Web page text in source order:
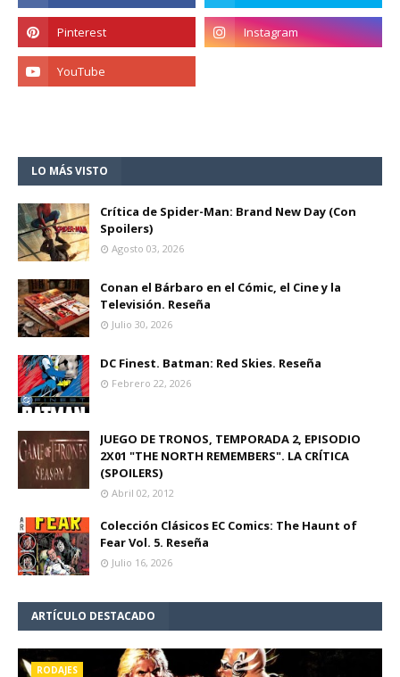
LO MÁS VISTO
Crítica de Spider-Man: Brand New Day (Con
Spoilers)
Agosto 03, 2026
Conan el Bárbaro en el Cómic, el Cine y la
Televisión. Reseña
Julio 30, 2026
DC Finest. Batman: Red Skies. Reseña
Febrero 22, 2026
JUEGO DE TRONOS, TEMPORADA 2, EPISODIO
2X01 "THE NORTH REMEMBERS". LA CRÍTICA
(SPOILERS)
Abril 02, 2012
Colección Clásicos EC Comics: The Haunt of
Fear Vol. 5. Reseña
Julio 16, 2026
ARTÍCULO DESTACADO
RODAJES